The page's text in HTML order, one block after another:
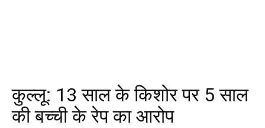
कुल्लू: 13 साल के किशोर पर 5 साल
की बच्ची के रेप का आरोप